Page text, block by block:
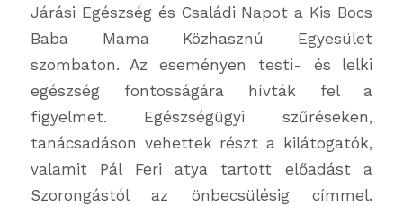
Járási Egészség és Családi Napot a Kis Bocs
Baba Mama Közhasznú Egyesület
szombaton. Az eseményen testi- és lelki
egészség fontosságára hívták fel a
figyelmet. Egészségügyi szűréseken,
tanácsadáson vehettek részt a kilátogatók,
valamit Pál Feri atya tartott előadást a
Szorongástól az önbecsülésig címmel.